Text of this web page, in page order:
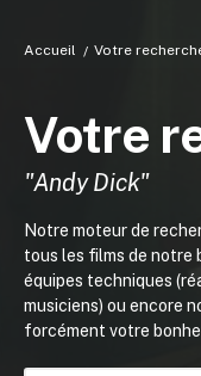
Accueil Votre
Votre
"Andy Dick"
Notre moteur de
tous les films de notre
équipes techniques
musiciens) ou encore
forcément votre